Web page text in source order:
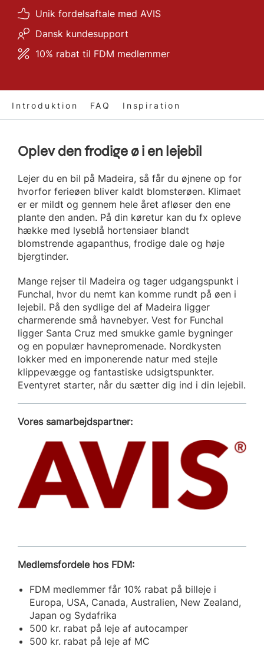
Unik fordelsaftale med AVIS
Dansk kundesupport
10% rabat til FDM medlemmer
Introduktion FAQ Inspiration
Oplev den frodige ø i en lejebil
Lejer du en bil på Madeira, så får du øjnene op for
hvorfor ferieøen bliver kaldt blomsterøen. Klimaet
er er mildt og gennem hele året afløser den ene
plante den anden. På din køretur kan du fx opleve
hække med lyseblå hortensiaer blandt
blomstrende agapanthus, frodige dale og høje
bjergtinder.
Mange rejser til Madeira og tager udgangspunkt i
Funchal, hvor du nemt kan komme rundt på øen i
lejebil. På den sydlige del af Madeira ligger
charmerende små havnebyer. Vest for Funchal
ligger Santa Cruz med smukke gamle bygninger
og en populær havnepromenade. Nordkysten
lokker med en imponerende natur med stejle
klippevægge og fantastiske udsigtspunkter.
Eventyret starter, når du sætter dig ind i din lejebil.
Vores samarbejdspartner:
Medlemsfordele hos FDM:
FDM medlemmer får 10% rabat på billeje i
Europa, USA, Canada, Australien, New Zealand,
Japan og Sydafrika
500 kr. rabat på leje af autocamper
500 kr. rabat på leje af MC